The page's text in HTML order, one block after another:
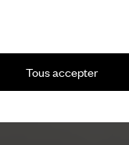
Tous accepter